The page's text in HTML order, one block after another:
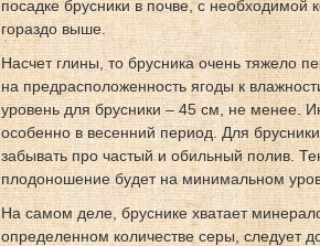
посадке брусники в почве, с
гораздо выше.
Насчет глины, то брусника очень тяжело
на предрасположенность ягоды к
уровень для брусники – 45 см, не менее.
особенно в весенний период. Для
забывать про частый и обильный полив.
плодоношение будет на минимальном
На самом деле, бруснике хватает
определенном количестве серы, следует